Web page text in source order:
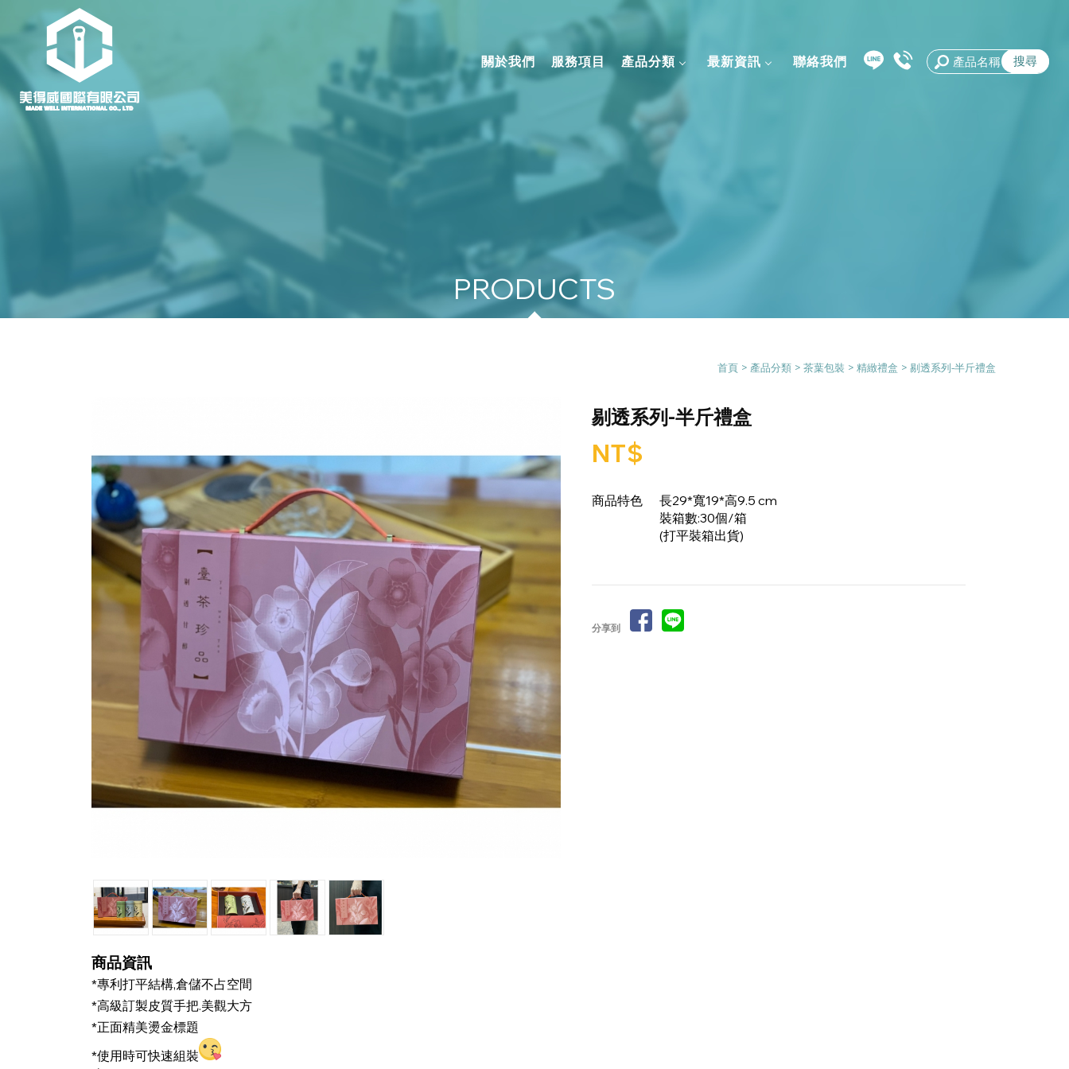
關於我們 服務項目 產品分類 最新資訊 聯絡我們
產品分類
首頁 > 產品分類 > 茶葉包裝 > 精緻禮盒 > 剔透系列-半斤禮盒
剔透系列-半斤禮盒
NT$
商品特色
長29*寬19*高9.5 cm
裝箱數:30個/箱
(打平裝箱出貨)
分享到
商品資訊
*專利打平結構,倉儲不占空間
*高級訂製皮質手把.美觀大方
*正面精美燙金標題
*使用時可快速組裝